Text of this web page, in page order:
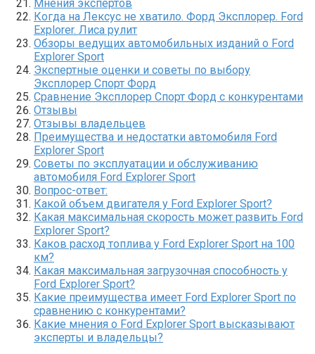
Мнения экспертов
Когда на Лексус не хватило. Форд Эксплорер. Ford
Explorer. Лиса рулит
Обзоры ведущих автомобильных изданий о Ford
Explorer Sport
Экспертные оценки и советы по выбору
Эксплорер Спорт Форд
Сравнение Эксплорер Спорт Форд с конкурентами
Отзывы
Отзывы владельцев
Преимущества и недостатки автомобиля Ford
Explorer Sport
Советы по эксплуатации и обслуживанию
автомобиля Ford Explorer Sport
Вопрос-ответ:
Какой объем двигателя у Ford Explorer Sport?
Какая максимальная скорость может развить Ford
Explorer Sport?
Каков расход топлива у Ford Explorer Sport на 100
км?
Какая максимальная загрузочная способность у
Ford Explorer Sport?
Какие преимущества имеет Ford Explorer Sport по
сравнению с конкурентами?
Какие мнения о Ford Explorer Sport высказывают
эксперты и владельцы?